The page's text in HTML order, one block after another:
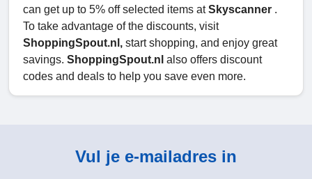
can get up to 5% off selected items atSkyscanner .
To take advantage of the discounts, visit
ShoppingSpout.nl, start shopping, and enjoy great
savings. ShoppingSpout.nl also offers discount
codes and deals to help you save even more.
Vul je e-mailadres in